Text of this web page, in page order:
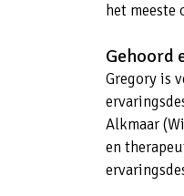
het meeste
Gehoord
Gregory is
Alkmaar
en